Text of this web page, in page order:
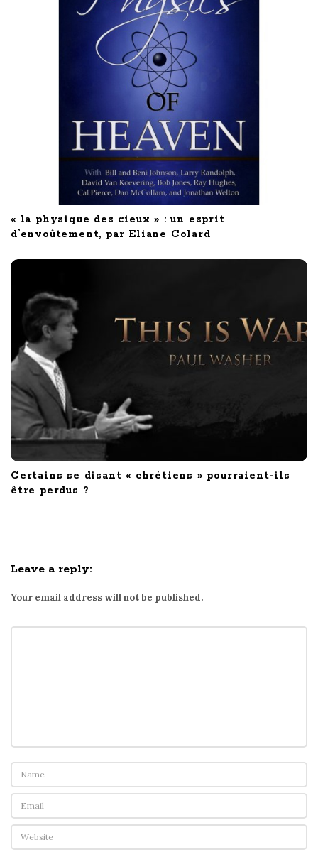
« la physique des cieux » : un esprit
d’envoûtement, par Eliane Colard
Certains se disant « chrétiens » pourraient-ils
être perdus ?
Leave a reply:
Your email address will not be published.